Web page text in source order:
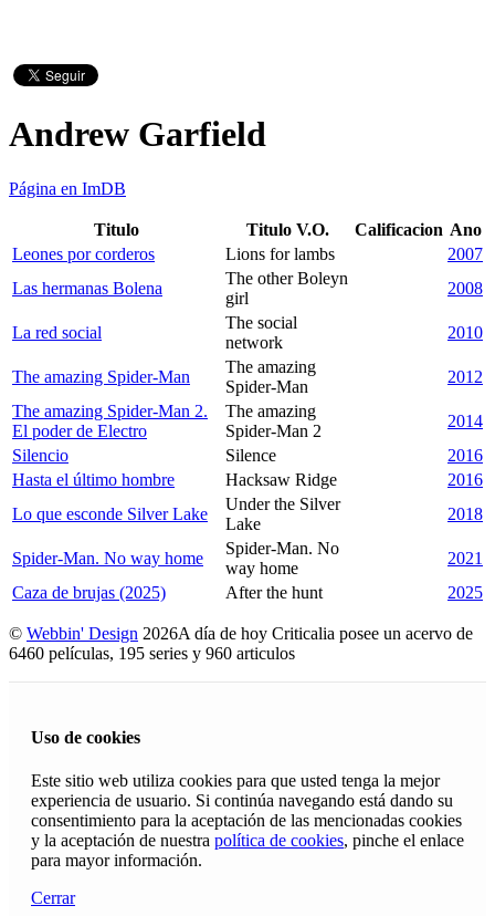
Andrew Garfield
Página en ImDB
Titulo Titulo V.O. Calificacion Ano
Leones por corderos
Lions for lambs
2007
Las hermanas Bolena
The other Boleyn
girl
2008
La red social
The social
network
2010
The amazing Spider-Man
The amazing
Spider-Man
2012
The amazing Spider-Man 2.
El poder de Electro
The amazing
Spider-Man 2
2014
Silencio
Silence
2016
Hasta el último hombre
Hacksaw Ridge
2016
Lo que esconde Silver Lake
Under the Silver
Lake
2018
Spider-Man. No way home
Spider-Man. No
way home
2021
Caza de brujas (2025)
After the hunt 2025
© Webbin' Design 2026A día de hoy Criticalia posee un acervo de
6460 películas, 195 series y 960 articulos
Uso de cookies
Este sitio web utiliza cookies para que usted tenga la mejor
experiencia de usuario. Si continúa navegando está dando su
consentimiento para la aceptación de las mencionadas cookies
y la aceptación de nuestra política de cookies, pinche el enlace
para mayor información.
Cerrar